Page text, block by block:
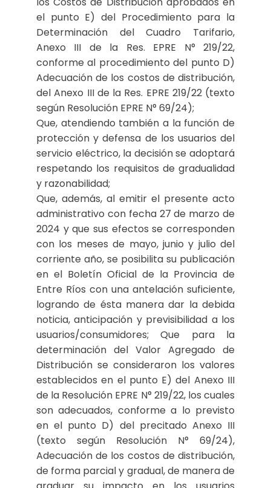
el punto E) del Procedimiento para la
Determinación del Cuadro Tarifario,
Anexo III de la Res. EPRE N° 219/22,
conforme al procedimiento del punto D)
Adecuación de los costos de distribución,
del Anexo III de la Res. EPRE 219/22 (texto
según Resolución EPRE N° 69/24);
Que, atendiendo también a la función de
protección y defensa de los usuarios del
servicio eléctrico, la decisión se adoptará
respetando los requisitos de gradualidad
y razonabilidad;
Que, además, al emitir el presente acto
administrativo con fecha 27 de marzo de
2024 y que sus efectos se corresponden
con los meses de mayo, junio y julio del
corriente año, se posibilita su publicación
en el Boletín Oficial de la Provincia de
Entre Ríos con una antelación suficiente,
logrando de ésta manera dar la debida
noticia, anticipación y previsibilidad a los
usuarios/consumidores; Que para la
determinación del Valor Agregado de
Distribución se consideraron los valores
establecidos en el punto E) del Anexo III
de la Resolución EPRE N° 219/22, los cuales
son adecuados, conforme a lo previsto
en el punto D) del precitado Anexo III
(texto según Resolución N° 69/24),
Adecuación de los costos de distribución,
de forma parcial y gradual, de manera de